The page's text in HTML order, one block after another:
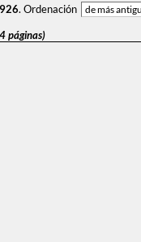
. Ordenación
páginas)